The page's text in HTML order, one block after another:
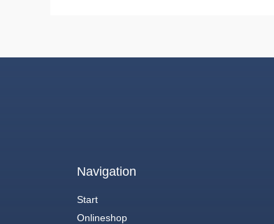
Navigation
Start
Onlineshop